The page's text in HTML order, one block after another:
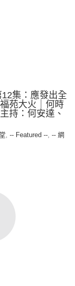
集：應發出全
苑大火｜何時
持：何安達、
, -- Featured --, -- 網